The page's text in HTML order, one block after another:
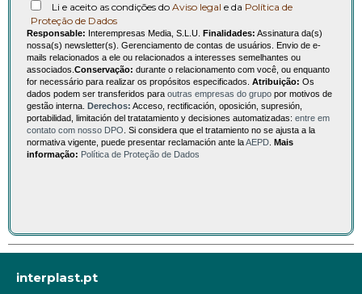
Li e aceito as condições do Aviso legal e da Política de
Proteção de Dados
Responsable: Interempresas Media, S.L.U. Finalidades: Assinatura da(s)
nossa(s) newsletter(s). Gerenciamento de contas de usuários. Envio de e-
mails relacionados a ele ou relacionados a interesses semelhantes ou
associados. Conservação: durante o relacionamento com você, ou enquanto
for necessário para realizar os propósitos especificados. Atribuição: Os
dados podem ser transferidos para outras empresas do grupo por motivos de
gestão interna. Derechos: Acceso, rectificación, oposición, supresión,
portabilidad, limitación del tratatamiento y decisiones automatizadas: entre em
contato com nosso DPO . Si considera que el tratamiento no se ajusta a la
normativa vigente, puede presentar reclamación ante laAEPD Mais
informação: Política de Proteção de Dados
interplast.pt